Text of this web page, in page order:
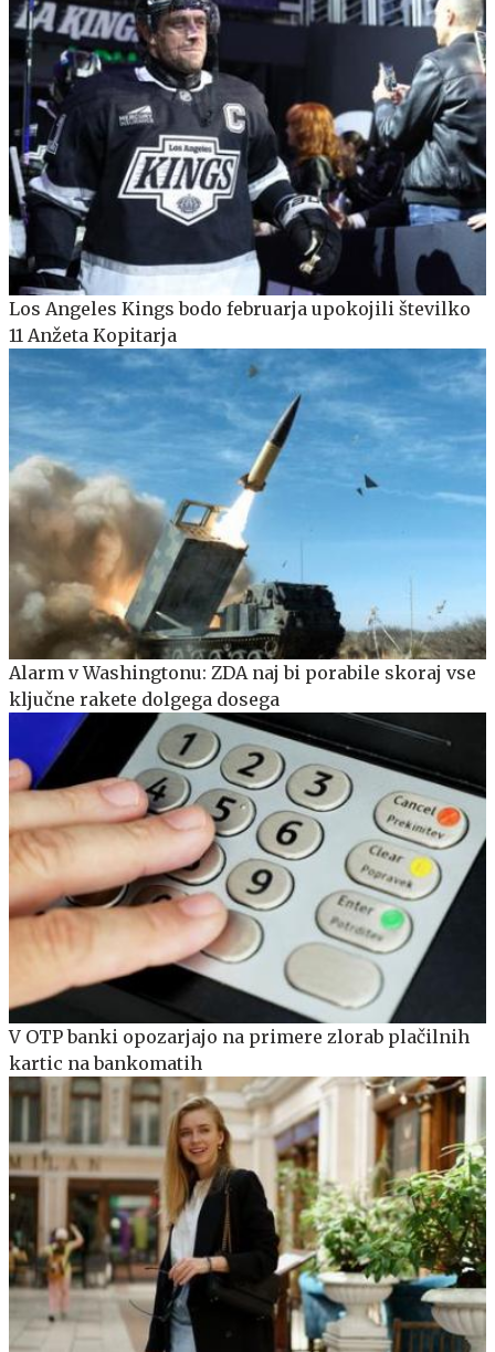
Los Angeles Kings bodo februarja upokojili številko
11 Anžeta Kopitarja
Alarm v Washingtonu: ZDA naj bi porabile skoraj vse
ključne rakete dolgega dosega
V OTP banki opozarjajo na primere zlorab plačilnih
kartic na bankomatih